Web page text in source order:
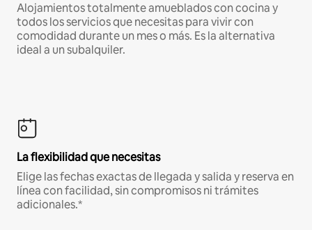
Alojamientos totalmente amueblados con cocina y
todos los servicios que necesitas para vivir con
comodidad durante un mes o más. Es la alternativa
ideal a un subalquiler.
La flexibilidad que necesitas
Elige las fechas exactas de llegada y salida y reserva en
línea con facilidad, sin compromisos ni trámites
adicionales.*